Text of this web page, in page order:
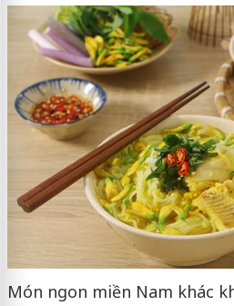
Món ngon miền Nam khác